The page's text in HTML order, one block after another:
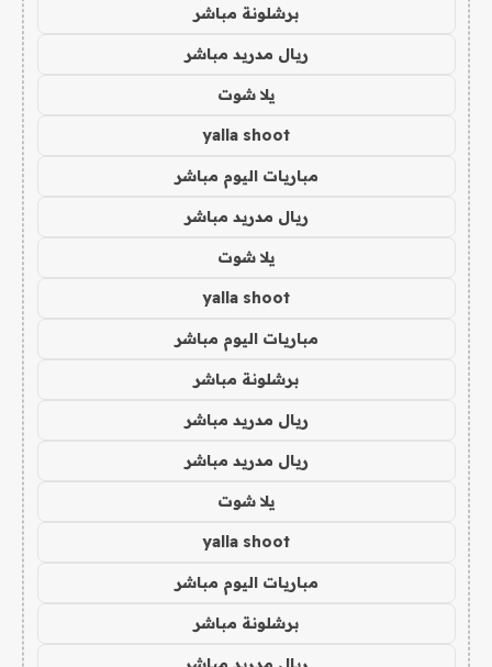
برشلونة مباشر
ريال مدريد مباشر
يلا شوت
yalla shoot
مباريات اليوم مباشر
ريال مدريد مباشر
يلا شوت
yalla shoot
مباريات اليوم مباشر
برشلونة مباشر
ريال مدريد مباشر
ريال مدريد مباشر
يلا شوت
yalla shoot
مباريات اليوم مباشر
برشلونة مباشر